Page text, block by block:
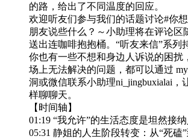
的路，给出了不同温度的回应。
欢迎听友们参与我们的话题讨论#你
朋友说些什么？～小助理将在评论区
送出连咖啡抱抱桶。“听友来信”系列
你也有一些不想和身边人诉说的困扰
场上无法解决的问题，都可以通过
洞或微信联系小助理ni_jingbuxialai，
样聊聊天。
【时间轴】
01:19 “我允许”的生活态度是坦然接
05:31 静姐的人生阶段转变：从“死磕